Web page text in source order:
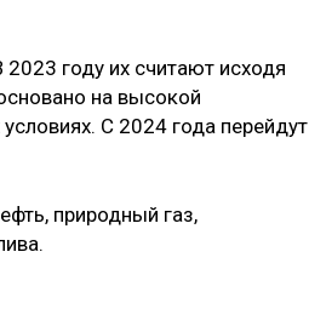
году их считают исходя
на высокой
С 2024 года перейдут
природный газ,